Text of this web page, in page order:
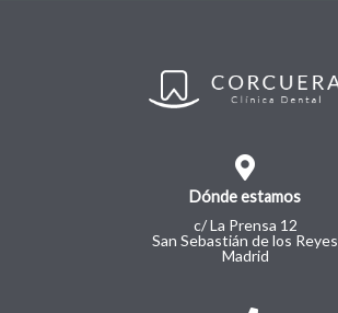
Dónde estamos
c/ La Prensa 12
San Sebastián de los Reyes
Madrid